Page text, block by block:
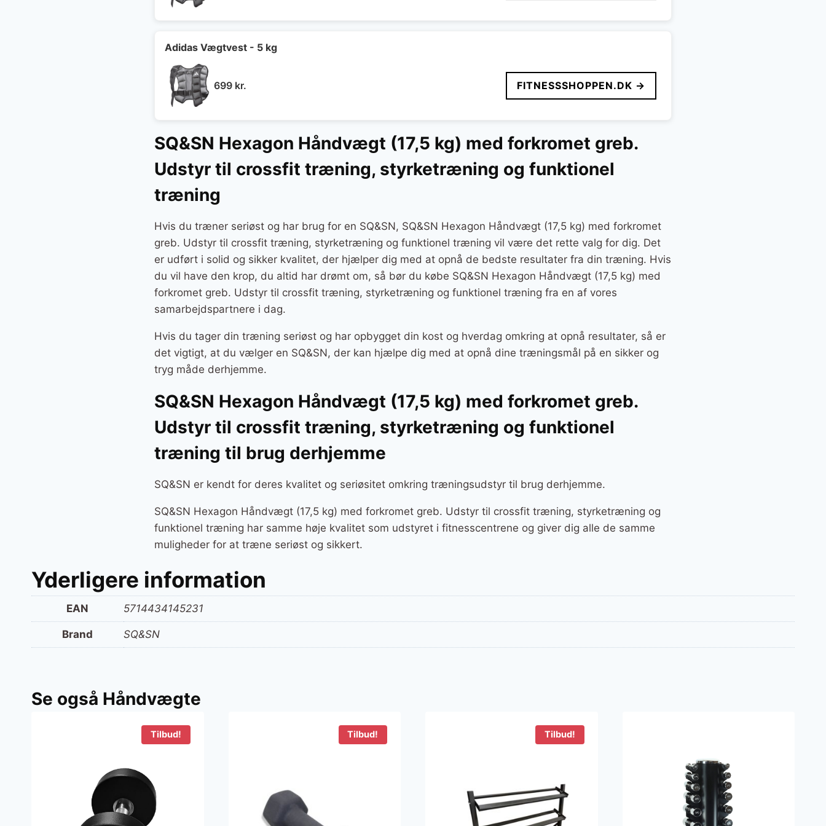
Adidas Vægtvest - 5 kg
699 kr. FITNESSSHOPPEN.DK →
SQ&SN Hexagon Håndvægt (17,5 kg) med forkromet greb.
Udstyr til crossfit træning, styrketræning og funktionel
træning
Hvis du træner seriøst og har brug for en SQ&SN, SQ&SN Hexagon Håndvægt (17,5 kg) med forkromet
greb. Udstyr til crossfit træning, styrketræning og funktionel træning vil være det rette valg for dig. Det
er udført i solid og sikker kvalitet, der hjælper dig med at opnå de bedste resultater fra din træning. Hvis
du vil have den krop, du altid har drømt om, så bør du købe SQ&SN Hexagon Håndvægt (17,5 kg) med
forkromet greb. Udstyr til crossfit træning, styrketræning og funktionel træning fra en af vores
samarbejdspartnere i dag.
Hvis du tager din træning seriøst og har opbygget din kost og hverdag omkring at opnå resultater, så er
det vigtigt, at du vælger en SQ&SN, der kan hjælpe dig med at opnå dine træningsmål på en sikker og
tryg måde derhjemme.
SQ&SN Hexagon Håndvægt (17,5 kg) med forkromet greb.
Udstyr til crossfit træning, styrketræning og funktionel
træning til brug derhjemme
SQ&SN er kendt for deres kvalitet og seriøsitet omkring træningsudstyr til brug derhjemme.
SQ&SN Hexagon Håndvægt (17,5 kg) med forkromet greb. Udstyr til crossfit træning, styrketræning og
funktionel træning har samme høje kvalitet som udstyret i fitnesscentrene og giver dig alle de samme
muligheder for at træne seriøst og sikkert.
Yderligere information
EAN 5714434145231
Brand SQ&SN
Se også Håndvægte
Tilbud! Tilbud! Tilbud!